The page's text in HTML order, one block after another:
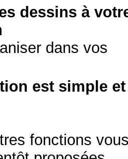
dessins à
dans vos
est simple et
fonctions